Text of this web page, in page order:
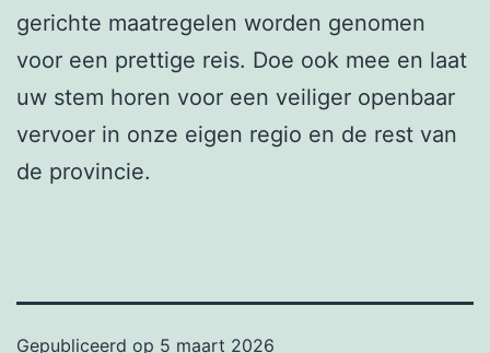
gerichte maatregelen worden genomen
voor een prettige reis. Doe ook mee en laat
uw stem horen voor een veiliger openbaar
vervoer in onze eigen regio en de rest van
de provincie.
Gepubliceerd op 5 maart 2026